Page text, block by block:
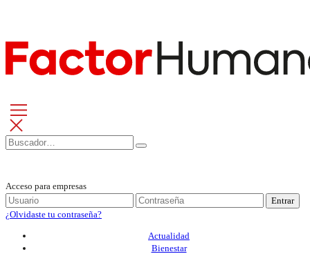
Acceso para empresas
Entrar
¿Olvidaste tu contraseña?
Actualidad
Bienestar